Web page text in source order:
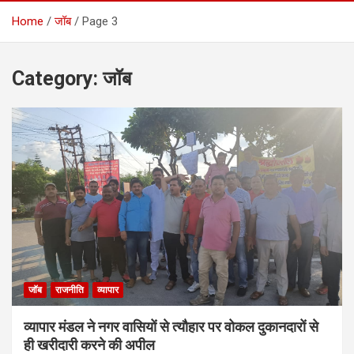
Home जॉब Page 3
Category:जॉब
जॉब राजनीति व्यापार
व्यापार मंडल ने नगर वासियों से त्यौहार पर वोकल दुकानदारों से
ही खरीदारी करने की अपील